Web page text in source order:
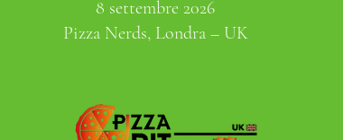
8 settembre 2026
Pizza Nerds, Londra – UK